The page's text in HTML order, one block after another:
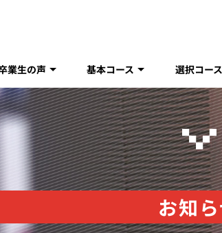
業生の声 基本コース 選択コース
お知